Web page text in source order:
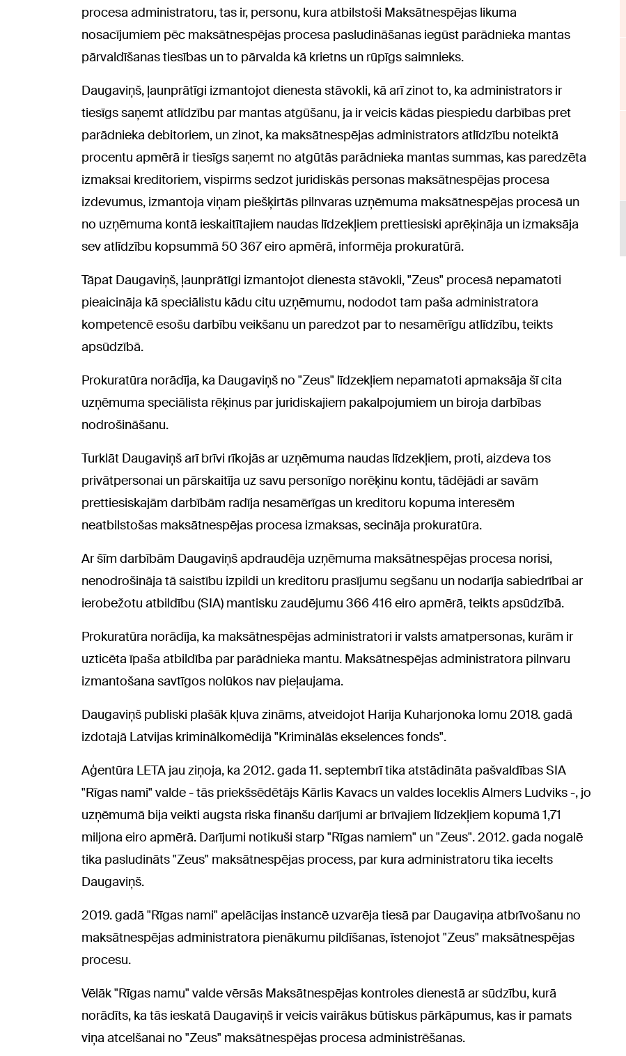
procesa administratoru, tas ir, personu, kura atbilstoši Maksātnespējas likuma
nosacījumiem pēc maksātnespējas procesa pasludināšanas iegūst parādnieka mantas
pārvaldīšanas tiesības un to pārvalda kā krietns un rūpīgs saimnieks.
Daugaviņš, ļaunprātīgi izmantojot dienesta stāvokli, kā arī zinot to, ka administrators ir
tiesīgs saņemt atlīdzību par mantas atgūšanu, ja ir veicis kādas piespiedu darbības pret
parādnieka debitoriem, un zinot, ka maksātnespējas administrators atlīdzību noteiktā
procentu apmērā ir tiesīgs saņemt no atgūtās parādnieka mantas summas, kas paredzēta
izmaksai kreditoriem, vispirms sedzot juridiskās personas maksātnespējas procesa
izdevumus, izmantoja viņam piešķirtās pilnvaras uzņēmuma maksātnespējas procesā un
no uzņēmuma kontā ieskaitītajiem naudas līdzekļiem prettiesiski aprēķināja un izmaksāja
sev atlīdzību kopsummā 50 367 eiro apmērā, informēja prokuratūrā.
Tāpat Daugaviņš, ļaunprātīgi izmantojot dienesta stāvokli, "Zeus" procesā nepamatoti
pieaicināja kā speciālistu kādu citu uzņēmumu, nododot tam paša administratora
kompetencē esošu darbību veikšanu un paredzot par to nesamērīgu atlīdzību, teikts
apsūdzībā.
Prokuratūra norādīja, ka Daugaviņš no "Zeus" līdzekļiem nepamatoti apmaksāja šī cita
uzņēmuma speciālista rēķinus par juridiskajiem pakalpojumiem un biroja darbības
nodrošināšanu.
Turklāt Daugaviņš arī brīvi rīkojās ar uzņēmuma naudas līdzekļiem, proti, aizdeva tos
privātpersonai un pārskaitīja uz savu personīgo norēķinu kontu, tādējādi ar savām
prettiesiskajām darbībām radīja nesamērīgas un kreditoru kopuma interesēm
neatbilstošas maksātnespējas procesa izmaksas, secināja prokuratūra.
Ar šīm darbībām Daugaviņš apdraudēja uzņēmuma maksātnespējas procesa norisi,
nenodrošināja tā saistību izpildi un kreditoru prasījumu segšanu un nodarīja sabiedrībai ar
ierobežotu atbildību (SIA) mantisku zaudējumu 366 416 eiro apmērā, teikts apsūdzībā.
Prokuratūra norādīja, ka maksātnespējas administratori ir valsts amatpersonas, kurām ir
uzticēta īpaša atbildība par parādnieka mantu. Maksātnespējas administratora pilnvaru
izmantošana savtīgos nolūkos nav pieļaujama.
Daugaviņš publiski plašāk kļuva zināms, atveidojot Harija Kuharjonoka lomu 2018. gadā
izdotajā Latvijas kriminālkomēdijā "Kriminālās ekselences fonds".
Aģentūra LETA jau ziņoja, ka 2012. gada 11. septembrī tika atstādināta pašvaldības SIA
"Rīgas nami" valde - tās priekšsēdētājs Kārlis Kavacs un valdes loceklis Almers Ludviks -, jo
uzņēmumā bija veikti augsta riska finanšu darījumi ar brīvajiem līdzekļiem kopumā 1,71
miljona eiro apmērā. Darījumi notikuši starp "Rīgas namiem" un "Zeus". 2012. gada nogalē
tika pasludināts "Zeus" maksātnespējas process, par kura administratoru tika iecelts
Daugaviņš.
2019. gadā "Rīgas nami" apelācijas instancē uzvarēja tiesā par Daugaviņa atbrīvošanu no
maksātnespējas administratora pienākumu pildīšanas, īstenojot "Zeus" maksātnespējas
procesu.
Vēlāk "Rīgas namu" valde vērsās Maksātnespējas kontroles dienestā ar sūdzību, kurā
norādīts, ka tās ieskatā Daugaviņš ir veicis vairākus būtiskus pārkāpumus, kas ir pamats
viņa atcelšanai no "Zeus" maksātnespējas procesa administrēšanas.